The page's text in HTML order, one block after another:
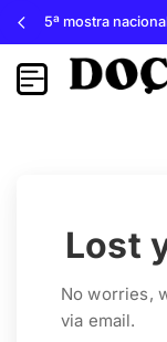
5ª mostra nacional de
Lost
No worries,
via email.